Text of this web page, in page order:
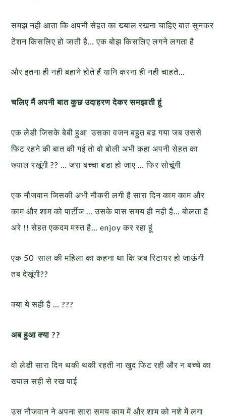
समझ नही आता कि अपनी सेहत का ख्याल रखना चाहिए बात सुनकर
टेंशन किसलिए हो जाती है… एक बोझ किसलिए लगने लगता है
और इतना ही नही बहाने होते हैं यानि करना ही नही चाहते…
चलिए मैं अपनी बात कुछ उदाहरण देकर समझाती हूं
एक लेडी जिसके बेबी हुआ उसका वजन बहुत बढ गया जब उससे
फिट रहने की बात की गई तो वो बोली अभी कहा अपनी सेहत का
ख्याल रखूंगी ?? … जरा बच्चा बडा हो जाए … फिर सोचूंगी
एक नौजवान जिसकी अभी नौकरी लगी है सारा दिन काम काम और
काम और शाम को पार्टीज … उसके पास समय ही नही है… बोलता है
अरे !! सेहत एकदम मस्त है… enjoy कर रहा हूं
एक 50 साल की महिला का कहना था कि जब रिटायर हो जाऊंगी
तब देखूंगी??
क्या ये सही है … ???
अब हुआ क्या ??
वो लेडी सारा दिन थकी थकी रहती ना खुद फिट रही और न बच्चे का
ख्याल सही से रख पाई
उस नौजवान ने अपना सारा समय काम में और शाम को नशे में लगा